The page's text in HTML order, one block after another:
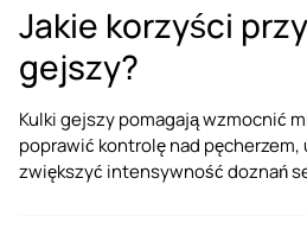
Jakie korzyści
gejszy?
Kulki gejszy pomagają wzmocnić
poprawić kontrolę nad pęcherzem,
zwiększyć intensywność doznań